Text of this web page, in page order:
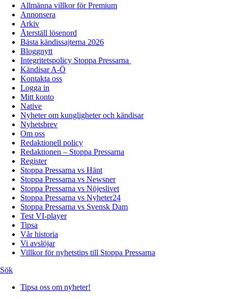
Allmänna villkor för Premium
Annonsera
Arkiv
Återställ lösenord
Bästa kändissajterna 2026
Bloggnytt
Integritetspolicy Stoppa Pressarna
Kändisar A-Ö
Kontakta oss
Logga in
Mitt konto
Native
Nyheter om kungligheter och kändisar
Nyhetsbrev
Om oss
Redaktionell policy
Redaktionen – Stoppa Pressarna
Register
Stoppa Pressarna vs Hänt
Stoppa Pressarna vs Newsner
Stoppa Pressarna vs Nöjeslivet
Stoppa Pressarna vs Nyheter24
Stoppa Pressarna vs Svensk Dam
Test VI-player
Tipsa
Vår historia
Vi avslöjar
Villkor för nyhetstips till Stoppa Pressarna
Sök
Tipsa oss om nyheter!